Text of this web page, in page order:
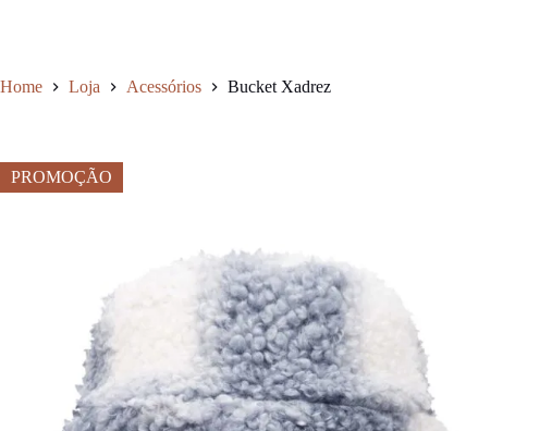
Home Loja Acessórios Bucket Xadrez
PROMOÇÃO